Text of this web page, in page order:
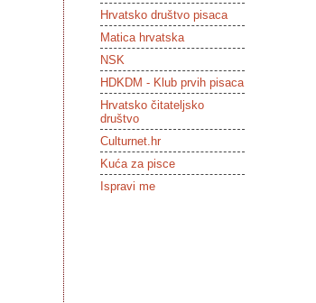
Hrvatsko društvo pisaca
Matica hrvatska
NSK
HDKDM - Klub prvih pisaca
Hrvatsko čitateljsko
društvo
Culturnet.hr
Kuća za pisce
Ispravi me